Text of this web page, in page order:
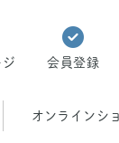
会員登録
オンラインシ